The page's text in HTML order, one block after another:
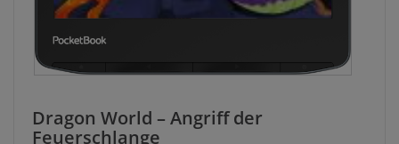
Dragon World – Angriff der
Feuerschlange